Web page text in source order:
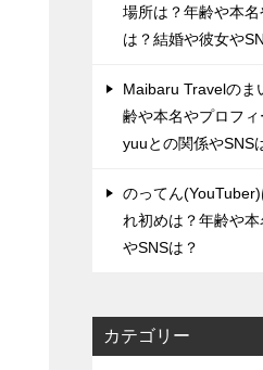
場所は？年齢や本
は？結婚や彼女や
Maibaru Travelのま
齢や本名やプロフ
yuuとの関係やSNS
のってん
れ初めは？年齢や
やSNSは？
カテゴリー